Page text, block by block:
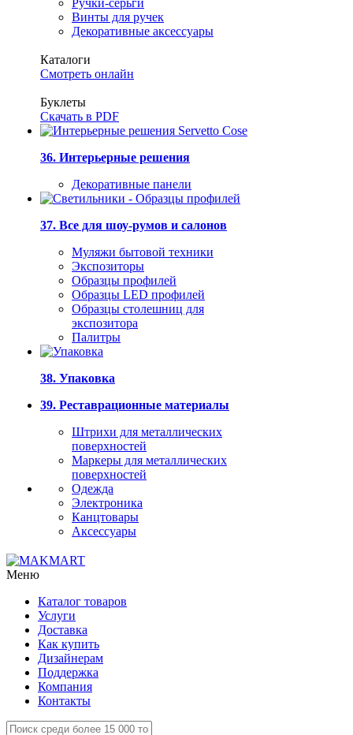
Ручки-серьги
Винты для ручек
Декоративные аксессуары
Каталоги
Смотреть онлайн
Буклеты
Скачать в PDF
36. Интерьерные решения
Декоративные панели
37. Все для шоу-румов и салонов
Муляжи бытовой техники
Экспозиторы
Образцы профилей
Образцы LED профилей
Образцы столешниц для
экспозитора
Палитры
38. Упаковка
39. Реставрационные материалы
Штрихи для металлических
поверхностей
Маркеры для металлических
поверхностей
Одежда
Электроника
Канцтовары
Аксессуары
Меню
Каталог товаров
Услуги
Доставка
Как купить
Дизайнерам
Поддержка
Компания
Контакты